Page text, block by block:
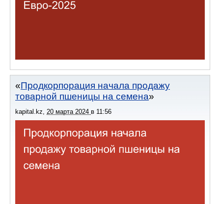
Продкорпорация начала продажу
товарной пшеницы на семена
kapital.kz, 20 марта 2024 в 11:56